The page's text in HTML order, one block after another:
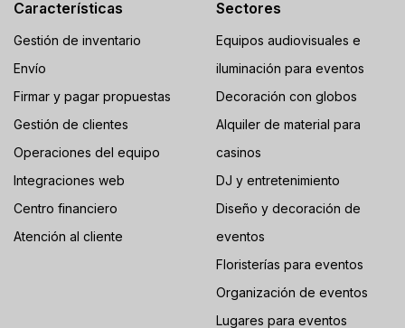
Características
Gestión de inventario
Envío
Firmar y pagar propuestas
Gestión de clientes
Operaciones del equipo
Integraciones web
Centro financiero
Atención al cliente
Sectores
Equipos audiovisuales e
iluminación para eventos
Decoración con globos
Alquiler de material para
casinos
DJ y entretenimiento
Diseño y decoración de
eventos
Floristerías para eventos
Organización de eventos
Lugares para eventos